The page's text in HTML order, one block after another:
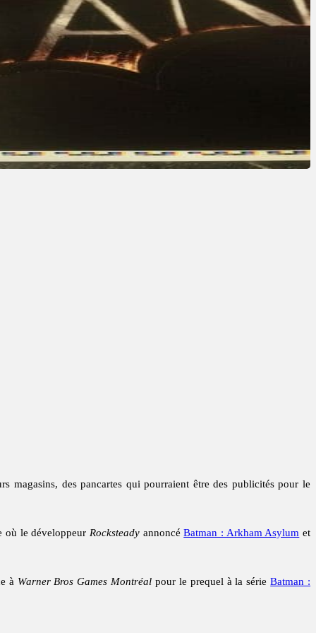
magasins, des pancartes qui pourraient être des publicités pour le
où le développeur RocksteadyannoncéBatman : Arkham Asylum et
à Warner Bros Games Montréal pour le prequel à la sérieBatman :